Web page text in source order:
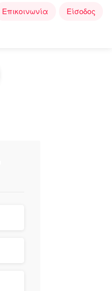
Επικοινωνία Είσοδος